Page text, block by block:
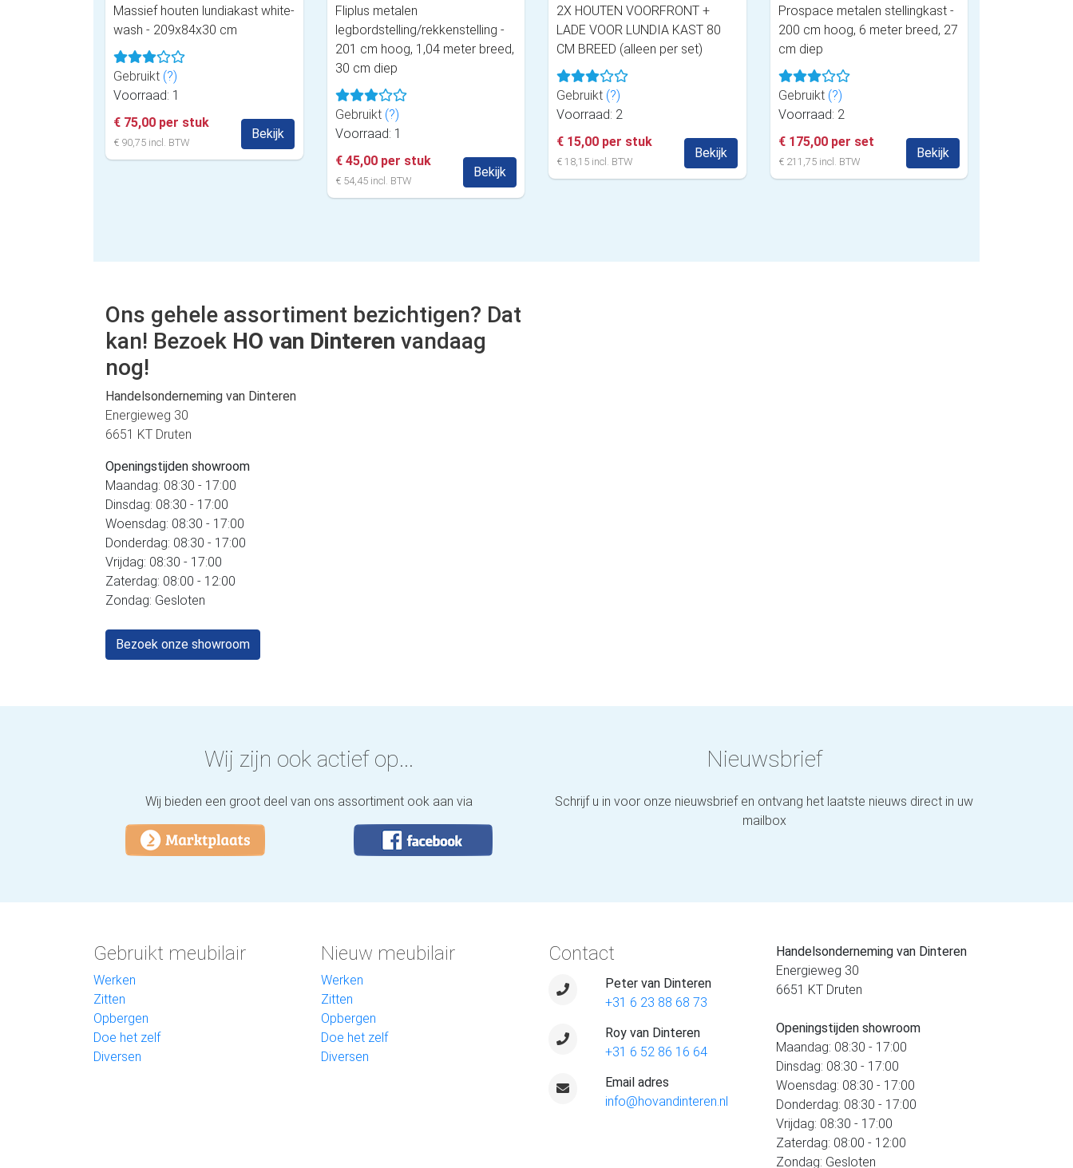
Massief houten lundiakast white-
wash - 209x84x30 cm
Gebruikt (?)
Voorraad: 1
€ 75,00 per stuk
€ 90,75 incl. BTW
Bekijk
Fliplus metalen
legbordstelling/rekkenstelling -
201 cm hoog, 1,04 meter breed,
30 cm diep
Gebruikt (?)
Voorraad: 1
€ 45,00 per stuk
€ 54,45 incl. BTW
Bekijk
2X HOUTEN VOORFRONT +
LADE VOOR LUNDIA KAST 80
CM BREED (alleen per set)
Gebruikt (?)
Voorraad: 2
€ 15,00 per stuk
€ 18,15 incl. BTW
Bekijk
Prospace metalen stellingkast -
200 cm hoog, 6 meter breed, 27
cm diep
Gebruikt (?)
Voorraad: 2
€ 175,00 per set
€ 211,75 incl. BTW
Bekijk
Ons gehele assortiment bezichtigen? Dat
kan! Bezoek HO van Dinteren vandaag
nog!
Handelsonderneming van Dinteren
Energieweg 30
6651 KT Druten
Openingstijden showroom
Maandag: 08:30 - 17:00
Dinsdag: 08:30 - 17:00
Woensdag: 08:30 - 17:00
Donderdag: 08:30 - 17:00
Vrijdag: 08:30 - 17:00
Zaterdag: 08:00 - 12:00
Zondag: Gesloten
Bezoek onze showroom
Wij zijn ook actief op...
Wij bieden een groot deel van ons assortiment ook aan via
Nieuwsbrief
Schrijf u in voor onze nieuwsbrief en ontvang het laatste nieuws direct in uw
mailbox
Gebruikt meubilair
Werken
Zitten
Opbergen
Doe het zelf
Diversen
Nieuw meubilair
Werken
Zitten
Opbergen
Doe het zelf
Diversen
Contact
Peter van Dinteren
+31 6 23 88 68 73
Roy van Dinteren
+31 6 52 86 16 64
Email adres
info@hovandinteren.nl
Handelsonderneming van Dinteren
Energieweg 30
6651 KT Druten
Openingstijden showroom
Maandag: 08:30 - 17:00
Dinsdag: 08:30 - 17:00
Woensdag: 08:30 - 17:00
Donderdag: 08:30 - 17:00
Vrijdag: 08:30 - 17:00
Zaterdag: 08:00 - 12:00
Zondag: Gesloten